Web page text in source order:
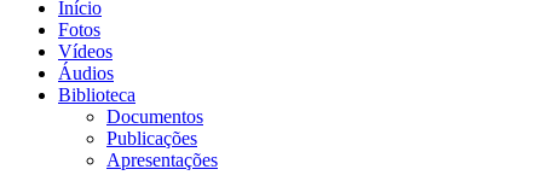
Início
Fotos
Vídeos
Áudios
Biblioteca
Documentos
Publicações
Apresentações